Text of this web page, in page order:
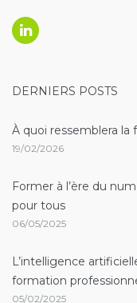
DERNIERS POSTS
À quoi ressemblera la
19/02/2026
Former à l’ère du
pour tous
06/05/2025
L’intelligence
formation
05/02/2025